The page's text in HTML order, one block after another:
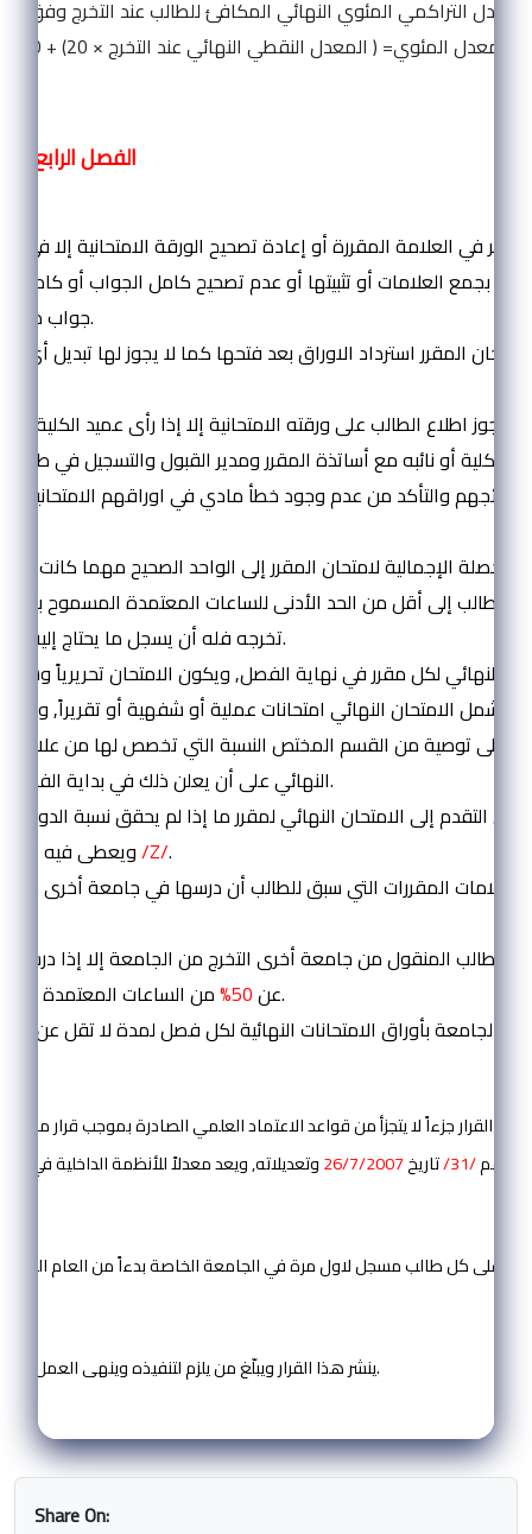
المعدل المئوي= ( المعدل النقطي النهائي عند التخرج × 20) + 20
الفصل الرابع: (
النظر في العلامة المقررة أو إعادة تصحيح الورقة الامتحانية إلا في
بجمع العلامات أو تثبيتها أو عدم تصحيح كامل الجواب أو كامل
جواب مفصولة عنه.
امتحان المقرر استرداد الاوراق بعد فتحها كما لا يجوز لها تبديل أي
الكلية أو نائبه مع أساتذة المقرر ومدير القبول والتسجيل في
نتائجهم والتأكد من عدم وجود خطأ مادي في اوراقهم الامتحانية
الطالب إلى أقل من الحد الأدنى للساعات المعتمدة المسموح
تخرجه فله أن يسجل ما يحتاج إليه من ساعات.
النهائي لكل مقرر في نهاية الفصل, ويكون الامتحان تحريرياً
يشمل الامتحان النهائي امتحانات عملية أو شفهية أو تقريراً,
على توصية من القسم المختص النسبة التي تخصص لها من علامة
النهائي على أن يعلن ذلك في بداية الفصل الدراسي.
من التقدم إلى الامتحان النهائي لمقرر ما إذا لم يحقق نسبة الدوام
/Z/.
علامات المقررات التي سبق للطالب أن درسها في جامعة أخرى
للطالب المنقول من جامعة أخرى التخرج من الجامعة إلا إذا درس
عن50% من الساعات المعتمدة في الجامعة.
هذا القرار جزءاً لا يتجزأ من قواعد الاعتماد العلمي الصادرة بموجب قرار مجلس
رقم/31/ تاريخ26/7/2007
على كل طالب مسجل لاول مرة في الجامعة الخاصة بدءاً من العام
ينشر هذا القرار ويبلّغ من يلزم لتنفيذه وينهى العمل يالأحكام المخالفة.
Share On: